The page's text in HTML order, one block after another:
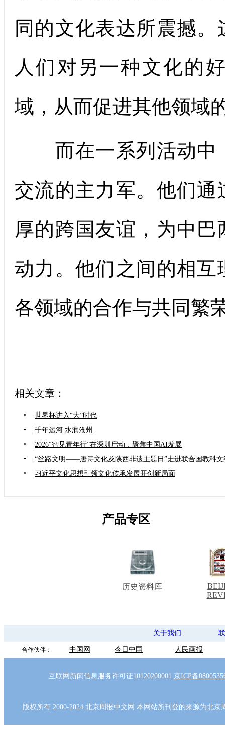
同的文化表达所震撼
人们对另一种文化的
域，从而促进其他领域
而在一系列活动中
交流的主力军。他们
厚的跨国友谊，为中
动力。他们之间的相
各领域的合作与共同繁
相关文章：
•
世界杯进入“大”时代
•
千年运河 水润沧州
•
2026“智见青年行”在深圳启动，聚焦中国AI发展
•
“丝路文明——唐诗文化及陕西非遗主题日”走进联合国教科
•
习近平文化思想引领文化传承发展开创新局面
产品专区
历史资料库
关于我们
合作伙伴： 中国网 今日中国 人民画报
互联网新闻信息服务许可证10120200001 京ICP备
版权所有 2000-2024 北京周报中文网 本网站所刊登的来源为北